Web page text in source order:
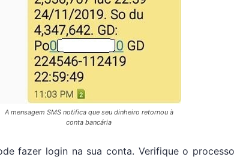
A mensagem SMS notifica que seu dinheiro retornou à
conta bancária
fazer login na sua conta. Verifique o